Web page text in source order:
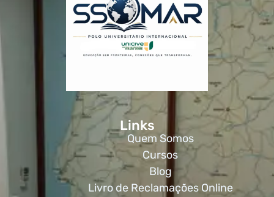
Links
Quem Somos
Cursos
Blog
Livro de Reclamações Online